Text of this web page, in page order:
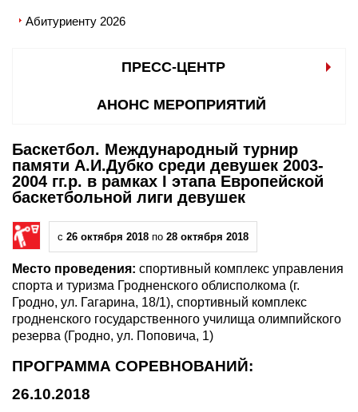
Абитуриенту 2026
ПРЕСС-ЦЕНТР
АНОНС МЕРОПРИЯТИЙ
Баскетбол. Международный турнир
памяти А.И.Дубко среди девушек 2003-
2004 гг.р. в рамках I этапа Европейской
баскетбольной лиги девушек
с 26 октября 2018 по 28 октября 2018
Место проведения: спортивный комплекс управления
спорта и туризма Гродненского облисполкома (г.
Гродно, ул. Гагарина, 18/1), спортивный комплекс
гродненского государственного училища олимпийского
резерва (Гродно, ул. Поповича, 1)
ПРОГРАММА СОРЕВНОВАНИЙ:
26.10.2018